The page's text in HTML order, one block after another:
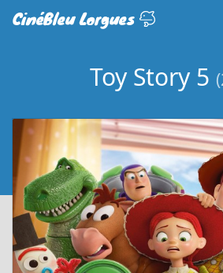
CinéBleu Lorgues
Toy Story 5